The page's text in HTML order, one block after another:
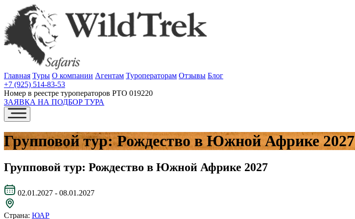
Главная Туры О компании Агентам Туроператорам Отзывы Блог
+7 (925) 514-83-53
Номер в реестре туроператоров РТО 019220
ЗАЯВКА НА ПОДБОР ТУРА
Групповой тур: Рождество в Южной Африке 2027
Групповой тур: Рождество в Южной Африке 2027
02.01.2027 - 08.01.2027
Страна: ЮАР